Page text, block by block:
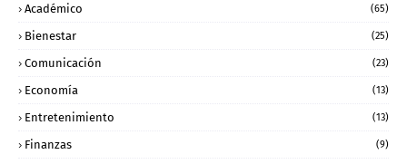
Académico (65)
Bienestar (25)
Comunicación (23)
Economía (13)
Entretenimiento (13)
Finanzas (9)